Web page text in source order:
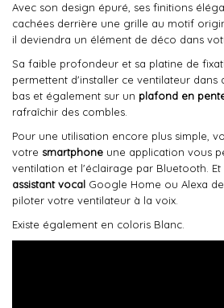
Avec son design épuré, ses finitions
cachées derrière une grille au motif
il deviendra un élément de déco dans
Sa faible profondeur et sa platine de
permettent d'installer ce ventilateur dans
bas et également sur un plafond en
rafraîchir des combles.
Pour une utilisation encore plus simple,
votre smartphone une application vous
ventilation et l'éclairage par Bluetooth. Et
assistant vocal Google Home ou Alexa
piloter votre ventilateur à la voix.
Existe également en coloris Blanc.